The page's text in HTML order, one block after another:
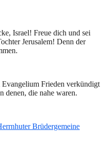
Israel! Freue dich und sei
Jerusalem! Denn der
Frieden verkündigt
denen, die nahe waren.
Brüdergemeine